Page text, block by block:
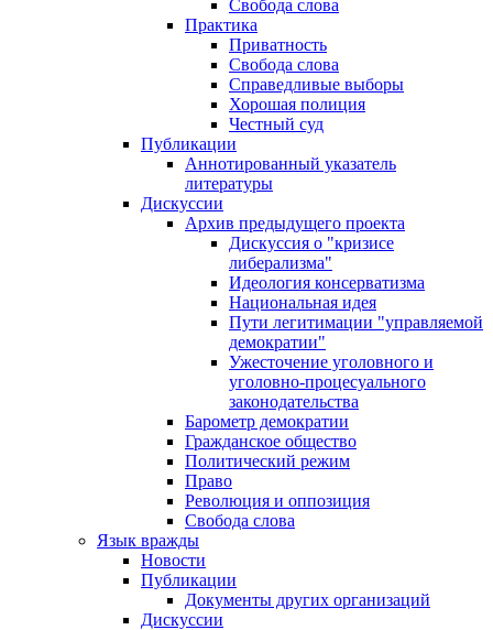
Свобода слова
Практика
Приватность
Свобода слова
Справедливые выборы
Хорошая полиция
Честный суд
Публикации
Аннотированный указатель
литературы
Дискуссии
Архив предыдущего проекта
Дискуссия о "кризисе
либерализма"
Идеология консерватизма
Национальная идея
Пути легитимации "управляемой
демократии"
Ужесточение уголовного и
уголовно-процесуального
законодательства
Барометр демократии
Гражданское общество
Политический режим
Право
Революция и оппозиция
Свобода слова
Язык вражды
Новости
Публикации
Документы других организаций
Дискуссии